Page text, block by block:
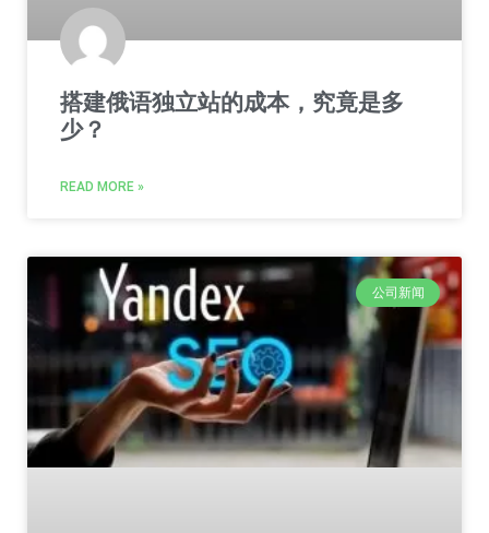
搭建俄语独立站的成本，究竟是多
少？
READ MORE »
公司新闻